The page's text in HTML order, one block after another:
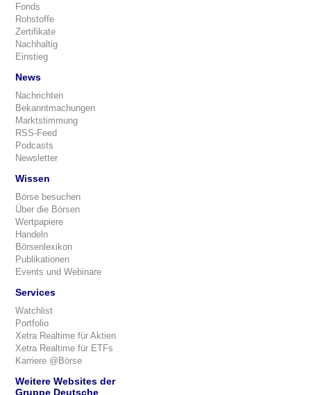
Fonds
Rohstoffe
Zertifikate
Nachhaltig
Einstieg
News
Nachrichten
Bekanntmachungen
Marktstimmung
RSS-Feed
Podcasts
Newsletter
Wissen
Börse besuchen
Über die Börsen
Wertpapiere
Handeln
Börsenlexikon
Publikationen
Events und Webinare
Services
Watchlist
Portfolio
Xetra Realtime für Aktien
Xetra Realtime für ETFs
Karriere @Börse
Weitere Websites der
Gruppe Deutsche